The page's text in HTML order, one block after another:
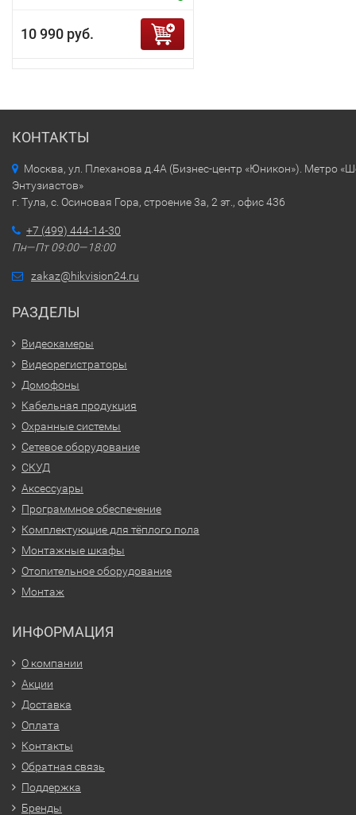
10 990 руб.
КОНТАКТЫ
Москва, ул. Плеханова д.4А (Бизнес-центр «Юникон»). Метро
Энтузиастов»
г. Тула, с. Осиновая Гора, строение 3а, 2 эт., офис 436
+7 (499) 444-14-30
Пн—Пт 09:00—18:00
zakaz@hikvision24.ru
РАЗДЕЛЫ
Видеокамеры
Видеорегистраторы
Домофоны
Кабельная продукция
Охранные системы
Сетевое оборудование
СКУД
Аксессуары
Программное обеспечение
Комплектующие для тёплого пола
Монтажные шкафы
Отопительное оборудование
Монтаж
ИНФОРМАЦИЯ
О компании
Акции
Доставка
Оплата
Контакты
Обратная связь
Поддержка
Бренды